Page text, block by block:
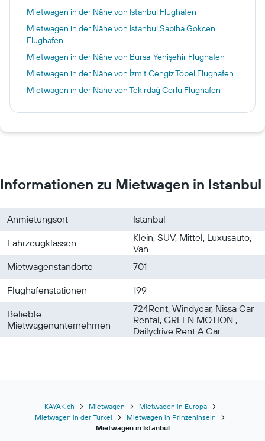
Mietwagen in der Nähe von Istanbul Flughafen
Mietwagen in der Nähe von Istanbul Sabiha Gokcen
Flughafen
Mietwagen in der Nähe von Bursa-Yenişehir Flughafen
Mietwagen in der Nähe von İzmit Cengiz Topel Flughafen
Mietwagen in der Nähe von Tekirdağ Corlu Flughafen
Informationen zu Mietwagen in Istanbul
Anmietungsort
Istanbul
Fahrzeugklassen
Klein, SUV, Mittel, Luxusauto,
Van
Mietwagenstandorte
701
Flughafenstationen
199
Beliebte
Mietwagenunternehmen
724Rent, Windycar, Nissa Car
Rental, GREEN MOTION ,
Dailydrive Rent A Car
KAYAK.ch Mietwagen
Mietwagen in Europa
Mietwagen in der Türkei
Mietwagen in Prinzeninseln
Mietwagen in Istanbul